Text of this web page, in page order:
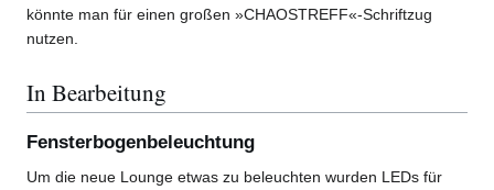
könnte man für einen großen »CHAOSTREFF«-Schriftzug
nutzen.
In Bearbeitung
Fensterbogenbeleuchtung
Um die neue Lounge etwas zu beleuchten wurden LEDs für